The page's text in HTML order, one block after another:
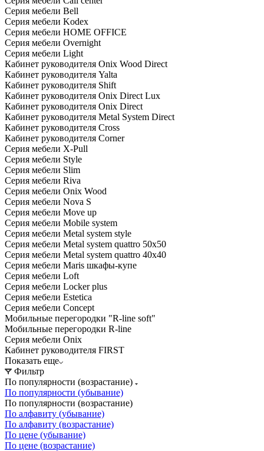
Серия мебели Bell
Серия мебели Kodex
Серия мебели HOME OFFICE
Серия мебели Overnight
Серия мебели Light
Кабинет руководителя Onix Wood Direct
Кабинет руководителя Yalta
Кабинет руководителя Shift
Кабинет руководителя Onix Direct Lux
Кабинет руководителя Onix Direct
Кабинет руководителя Metal System Direct
Кабинет руководителя Cross
Кабинет руководителя Corner
Серия мебели X-Pull
Серия мебели Style
Серия мебели Slim
Серия мебели Riva
Серия мебели Onix Wood
Серия мебели Nova S
Серия мебели Move up
Серия мебели Mobile system
Серия мебели Metal system style
Серия мебели Metal system quattro 50x50
Серия мебели Metal system quattro 40x40
Серия мебели Maris шкафы-купе
Серия мебели Loft
Серия мебели Locker plus
Серия мебели Estetica
Серия мебели Concept
Мобильные перегородки "R-line soft"
Мобильные перегородки R-line
Серия мебели Onix
Кабинет руководителя FIRST
Показать еще
Фильтр
По популярности (возрастание)
По популярности (убывание)
По популярности (возрастание)
По алфавиту (убывание)
По алфавиту (возрастание)
По цене (убывание)
По цене (возрастание)